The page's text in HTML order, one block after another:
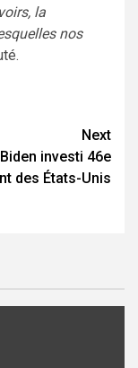
la
nos
Next
investi 46e
des États-Unis